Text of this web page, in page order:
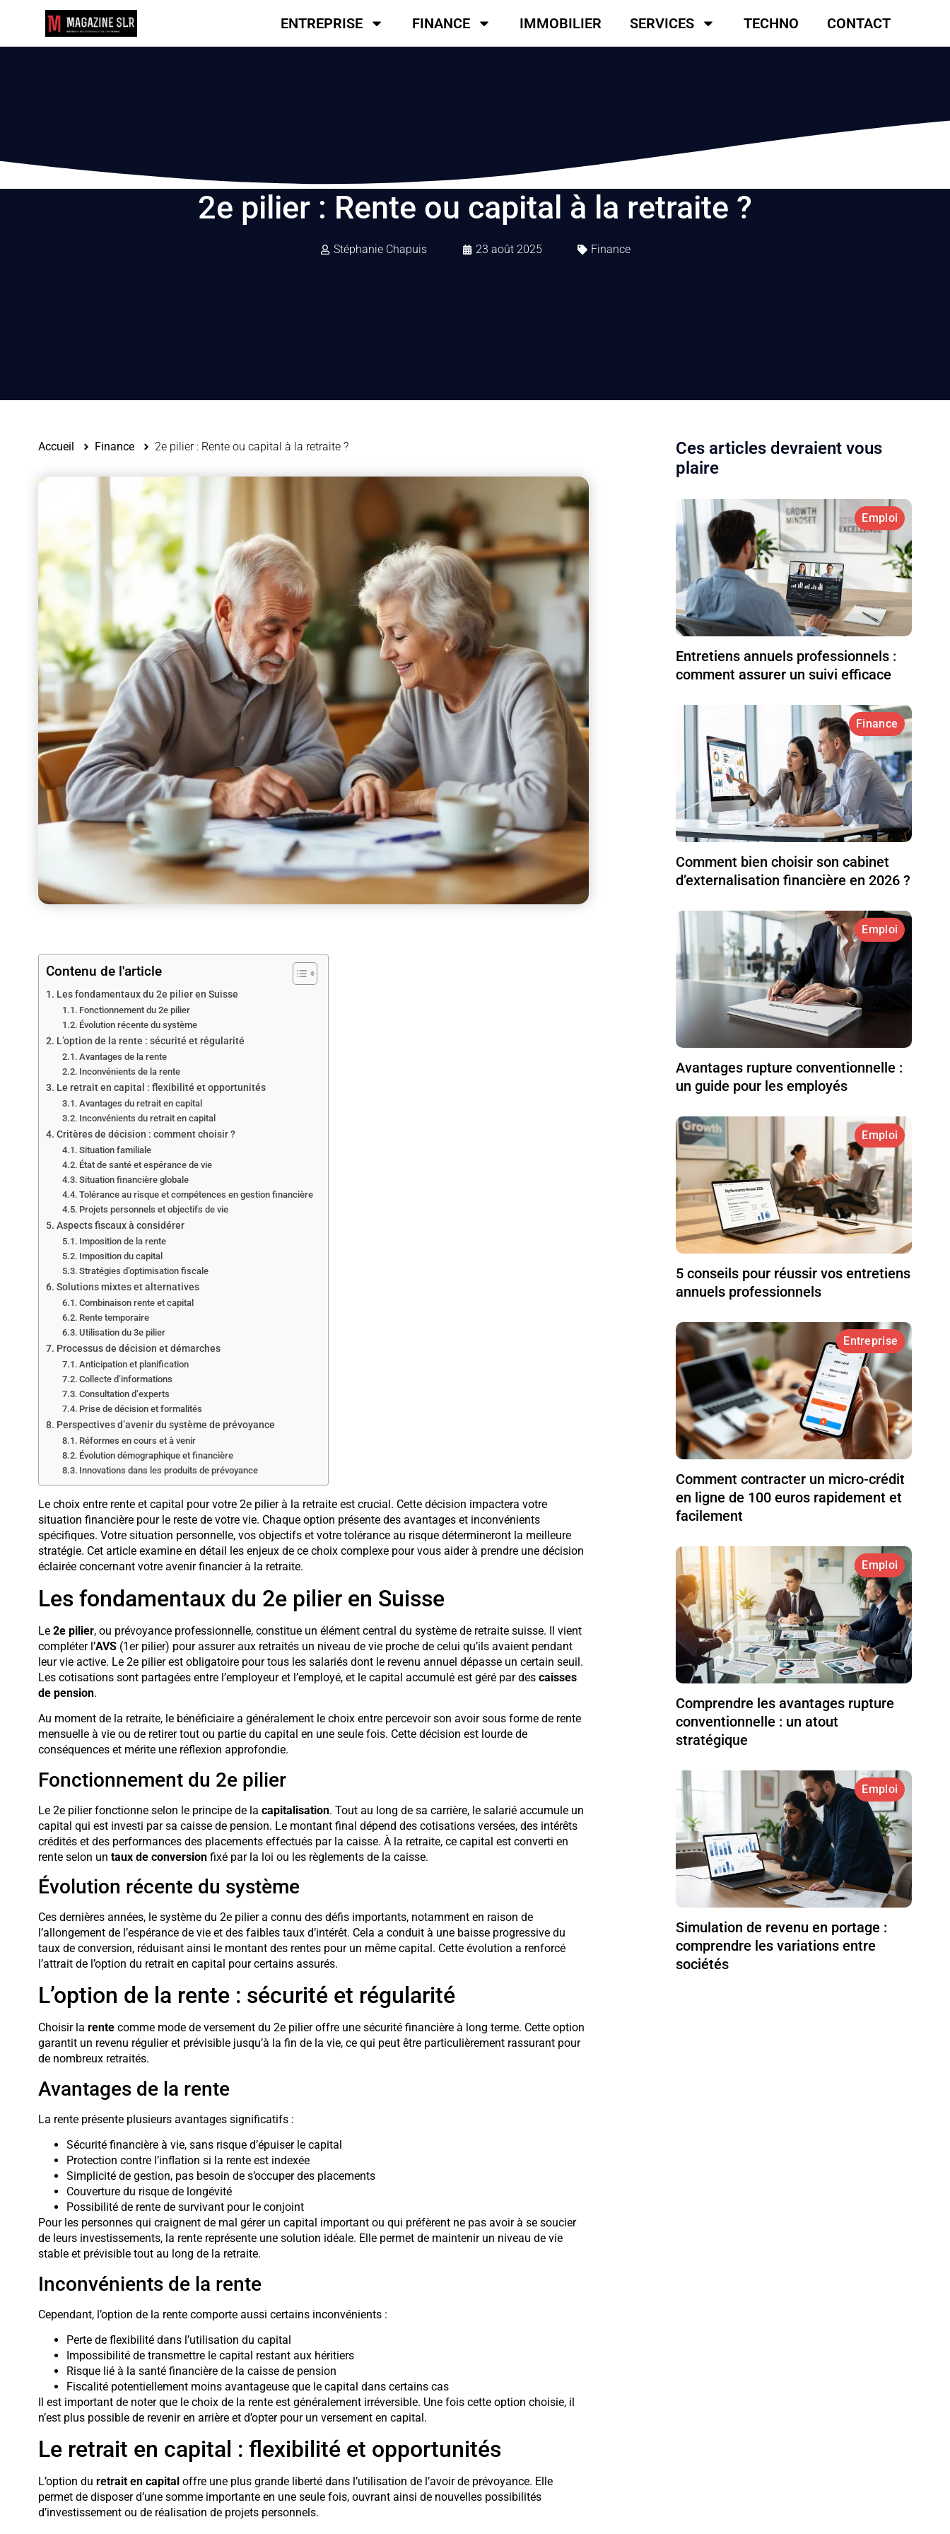
ENTREPRISE FINANCE IMMOBILIER SERVICES TECHNO CONTACT
2e pilier : Rente ou capital à la retraite ?
Stéphanie Chapuis 23 août 2025 Finance
Accueil Finance 2e pilier : Rente ou capital à la retraite ?
Contenu de l'article
Les fondamentaux du 2e pilier en Suisse
Fonctionnement du 2e pilier
Évolution récente du système
L’option de la rente : sécurité et régularité
Avantages de la rente
Inconvénients de la rente
Le retrait en capital : flexibilité et opportunités
Avantages du retrait en capital
Inconvénients du retrait en capital
Critères de décision : comment choisir ?
Situation familiale
État de santé et espérance de vie
Situation financière globale
Tolérance au risque et compétences en gestion financière
Projets personnels et objectifs de vie
Aspects fiscaux à considérer
Imposition de la rente
Imposition du capital
Stratégies d’optimisation fiscale
Solutions mixtes et alternatives
Combinaison rente et capital
Rente temporaire
Utilisation du 3e pilier
Processus de décision et démarches
Anticipation et planification
Collecte d’informations
Consultation d’experts
Prise de décision et formalités
Perspectives d’avenir du système de prévoyance
Réformes en cours et à venir
Évolution démographique et financière
Innovations dans les produits de prévoyance
Le choix entre rente et capital pour votre 2e pilier à la retraite est crucial. Cette décision impactera votre
situation financière pour le reste de votre vie. Chaque option présente des avantages et inconvénients
spécifiques. Votre situation personnelle, vos objectifs et votre tolérance au risque détermineront la meilleure
stratégie. Cet article examine en détail les enjeux de ce choix complexe pour vous aider à prendre une décision
éclairée concernant votre avenir financier à la retraite.
Les fondamentaux du 2e pilier en Suisse
Le 2e pilier, ou prévoyance professionnelle, constitue un élément central du système de retraite suisse. Il vient
compléter l’AVS(1er pilier) pour assurer aux retraités un niveau de vie proche de celui qu’ils avaient pendant
leur vie active. Le 2e pilier est obligatoire pour tous les salariés dont le revenu annuel dépasse un certain seuil.
Les cotisations sont partagées entre l’employeur et l’employé, et le capital accumulé est géré par des caisses
de pension.
Au moment de la retraite, le bénéficiaire a généralement le choix entre percevoir son avoir sous forme de rente
mensuelle à vie ou de retirer tout ou partie du capital en une seule fois. Cette décision est lourde de
conséquences et mérite une réflexion approfondie.
Fonctionnement du 2e pilier
Le 2e pilier fonctionne selon le principe de la capitalisation. Tout au long de sa carrière, le salarié accumule un
capital qui est investi par sa caisse de pension. Le montant final dépend des cotisations versées, des intérêts
crédités et des performances des placements effectués par la caisse. À la retraite, ce capital est converti en
rente selon un taux de conversionfixé par la loi ou les règlements de la caisse.
Évolution récente du système
Ces dernières années, le système du 2e pilier a connu des défis importants, notamment en raison de
l’allongement de l’espérance de vie et des faibles taux d’intérêt. Cela a conduit à une baisse progressive du
taux de conversion, réduisant ainsi le montant des rentes pour un même capital. Cette évolution a renforcé
l’attrait de l’option du retrait en capital pour certains assurés.
L’option de la rente : sécurité et régularité
Choisir la rentecomme mode de versement du 2e pilier offre une sécurité financière à long terme. Cette option
garantit un revenu régulier et prévisible jusqu’à la fin de la vie, ce qui peut être particulièrement rassurant pour
de nombreux retraités.
Avantages de la rente
La rente présente plusieurs avantages significatifs :
Sécurité financière à vie, sans risque d’épuiser le capital
Protection contre l’inflation si la rente est indexée
Simplicité de gestion, pas besoin de s’occuper des placements
Couverture du risque de longévité
Possibilité de rente de survivant pour le conjoint
Pour les personnes qui craignent de mal gérer un capital important ou qui préfèrent ne pas avoir à se soucier
de leurs investissements, la rente représente une solution idéale. Elle permet de maintenir un niveau de vie
stable et prévisible tout au long de la retraite.
Inconvénients de la rente
Cependant, l’option de la rente comporte aussi certains inconvénients :
Perte de flexibilité dans l’utilisation du capital
Impossibilité de transmettre le capital restant aux héritiers
Risque lié à la santé financière de la caisse de pension
Fiscalité potentiellement moins avantageuse que le capital dans certains cas
Il est important de noter que le choix de la rente est généralement irréversible. Une fois cette option choisie, il
n’est plus possible de revenir en arrière et d’opter pour un versement en capital.
Le retrait en capital : flexibilité et opportunités
L’option du retrait en capital offre une plus grande liberté dans l’utilisation de l’avoir de prévoyance. Elle
permet de disposer d’une somme importante en une seule fois, ouvrant ainsi de nouvelles possibilités
d’investissement ou de réalisation de projets personnels.
Ces articles devraient vous
plaire
Emploi
Entretiens annuels professionnels :
comment assurer un suivi efficace
Finance
Comment bien choisir son cabinet
d’externalisation financière en 2026 ?
Emploi
Avantages rupture conventionnelle :
un guide pour les employés
Emploi
5 conseils pour réussir vos entretiens
annuels professionnels
Entreprise
Comment contracter un micro-crédit
en ligne de 100 euros rapidement et
facilement
Emploi
Comprendre les avantages rupture
conventionnelle : un atout
stratégique
Emploi
Simulation de revenu en portage :
comprendre les variations entre
sociétés